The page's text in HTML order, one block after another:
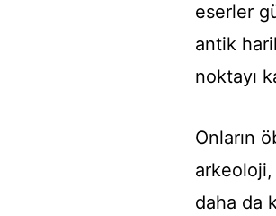
eserler
antik
noktayı
Onların
arkeoloji,
daha da